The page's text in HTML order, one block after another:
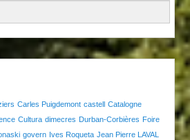
Carles Puigdemont castell Catalogne
Cultura dimecres Durban-Corbières Foire
govern Ives Roqueta Jean Pierre LAVAL